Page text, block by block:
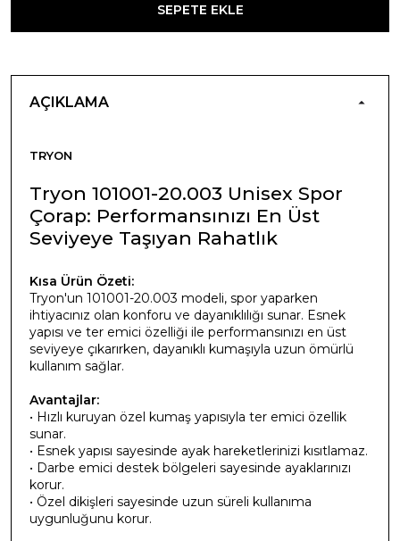
SEPETE EKLE
AÇIKLAMA
TRYON
Tryon 101001-20.003 Unisex Spor
Çorap: Performansınızı En Üst
Seviyeye Taşıyan Rahatlık
Kısa Ürün Özeti:
Tryon'un 101001-20.003 modeli, spor yaparken
ihtiyacınız olan konforu ve dayanıklılığı sunar. Esnek
yapısı ve ter emici özelliği ile performansınızı en üst
seviyeye çıkarırken, dayanıklı kumaşıyla uzun ömürlü
kullanım sağlar.
Avantajlar:
• Hızlı kuruyan özel kumaş yapısıyla ter emici özellik
sunar.
• Esnek yapısı sayesinde ayak hareketlerinizi kısıtlamaz.
• Darbe emici destek bölgeleri sayesinde ayaklarınızı
korur.
• Özel dikişleri sayesinde uzun süreli kullanıma
uygunluğunu korur.